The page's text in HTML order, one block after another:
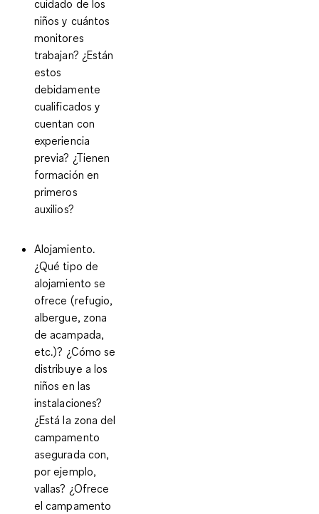
cuidado de los
niños y cuántos
monitores
trabajan? ¿Están
estos
debidamente
cualificados y
cuentan con
experiencia
previa? ¿Tienen
formación en
primeros
auxilios?
Alojamiento.
¿Qué tipo de
alojamiento se
ofrece (refugio,
albergue, zona
de acampada,
etc.)? ¿Cómo se
distribuye a los
niños en las
instalaciones?
¿Está la zona del
campamento
asegurada con,
por ejemplo,
vallas? ¿Ofrece
el campamento